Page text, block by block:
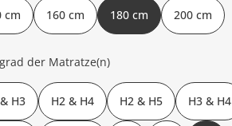
cm 160 cm 180 cm 200 cm
der Matratze(n)
H3 H2 & H4 H2 & H5 H3 & H4